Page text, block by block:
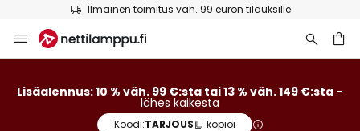
Ilmainen toimitus väh. 99 euron tilauksille
to
Lisäalennus: 10 % väh. 99 €:sta tai 13 % väh. 149 €:sta -
lähes kaikesta
Koodi:TARJOUS kopioi